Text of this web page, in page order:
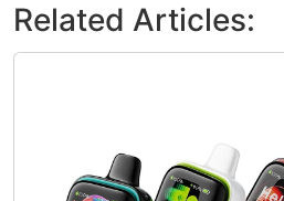
Related Articles: